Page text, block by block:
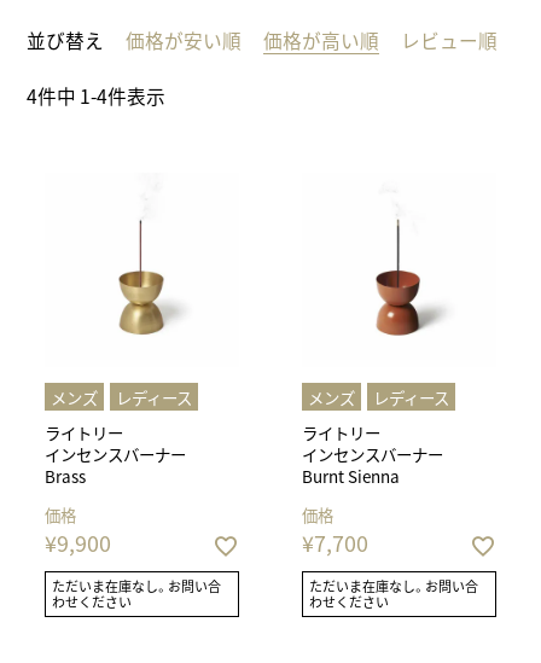
並び替え 価格が安い順 価格が高い順
レビュー順
4件中 1-4件表示
メンズ
レディース
ライトリー
インセンスバーナー
Brass
価格
¥9,900
ただいま在庫なし。お問い合
わせください
メンズ
レディース
ライトリー
インセンスバーナー
Burnt Sienna
価格
¥7,700
ただいま在庫なし。お問い合
わせください